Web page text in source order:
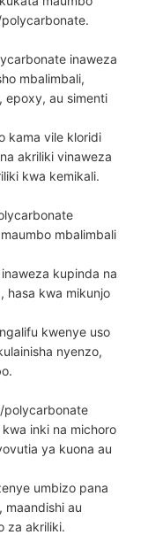
inaweza
mbalimbali,
epoxy, au simenti
kama vile kloridi
akriliki vinaweza
kwa kemikali.
mbalimbali
kupinda na
hasa kwa mikunjo
kwenye uso
nyenzo,
polycarbonate
inki na michoro
ya kuona au
umbizo pana
maandishi au
za akriliki.